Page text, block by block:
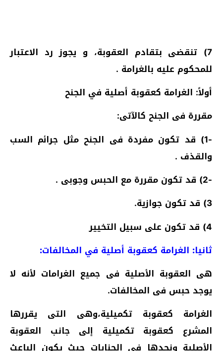
7) تنقضى بتقادم العقوبة، و يجوز رد الاعتبار
للمحكوم عليه بالغرامة .
أولاً: الغرامة كعقوبة أصلية في الجنح
مقررة فى الجنح كالآتى:
-1) قد تكون مفردة فى الجنح مثل جرائم السب
والقذف .
-2) قد تكون مقررة مع الحبس وجوبى .
3) قد تكون جوازية.
4) قد تكون على سبيل التخيير
ثانيا: الغرامة كعقوبة أصلية في المخالفات:
هى العقوبة الأصلية فى جميع الغرامات لأنه لا
يوجد حبس فى المخالفات.
الغرامة كعقوبة تكميلية،وهى التى يقررها
المشرع كعقوبة تكميلية إلى جانب العقوبة
الأصلية ونجدها فى الجنايات حيث يكون الباعث